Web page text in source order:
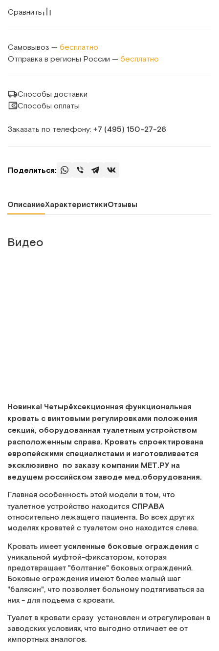
Сравнить
Самовывоз — бесплатно
Отправка в регионы России — бесплатно
Способы доставки
Способы оплаты
Заказать по телефону: +7 (495) 150‑27‑26
Поделиться:
ОписаниеХарактеристикиОтзывы
Видео
Новинка! Четырёхсекционная функциональная
кровать с винтовыми регулировками положения
секций, оборудованная туалетным устройством
расположенным справа. Кровать спроектирована
европейскими специалистами и изготовливается
эксклюзивно по заказу компании МЕТ.РУ на
ведущем российском заводе мед.оборудования.
Главная особенность этой модели в том, что
туалетное устройство находится СПРАВА
относительно лежащего пациента. Во всех других
моделях кроватей с туалетом оно находится слева.
Кровать имеет усиленные боковые ограждения с
уникальной муфтой-фиксатором, которая
предотвращает "болтание" боковых ограждений.
Боковые ограждения имеют более малый шаг
"балясин", что позволяет больному подтягиваться за
них - для подъема с кровати.
Туалет в кровати сразу установлен и отрегулирован в
заводских условиях, что выгодно отличает ее от
импортных аналогов.